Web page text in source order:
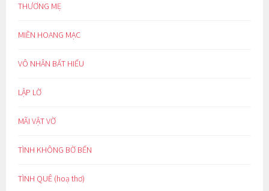
THƯƠNG MẸ
MIỀN HOANG MẠC
VÔ NHÂN BẤT HIẾU
LẬP LỜ
MÃI VẬT VỜ
TÌNH KHÔNG BỜ BẾN
TÌNH QUÊ (hoạ thơ)